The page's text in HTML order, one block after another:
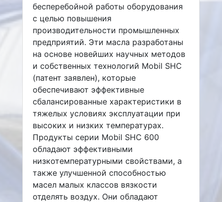
бесперебойной работы оборудования
с целью повышения
производительности промышленных
предприятий. Эти масла разработаны
на основе новейших научных методов
и собственных технологий Mobil SHC
(патент заявлен), которые
обеспечивают эффективные
сбалансированные характеристики в
тяжелых условиях эксплуатации при
высоких и низких температурах.
Продукты серии Mobil SHC 600
обладают эффективными
низкотемпературными свойствами, а
также улучшенной способностью
масел малых классов вязкости
отделять воздух. Они обладают